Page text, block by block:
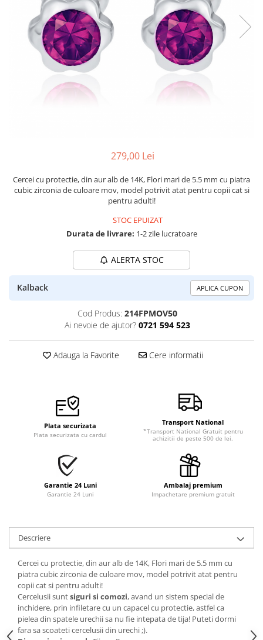
279,00 Lei
Cercei cu protectie, din aur alb de 14K, Flori mari de 5.5 mm cu piatra
cubic zirconia de culoare mov, model potrivit atat pentru copii cat si
pentru adulti!
STOC EPUIZAT
Durata de livrare: 1-2 zile lucratoare
ALERTA STOC
Kalback APLICA CUPON
Cod Produs: 214FPMOV50
Ai nevoie de ajutor? 0721 594 523
Adauga la Favorite Cere informatii
Plata securizata
Plata securizata cu cardul
Transport National
*Transport National Gratuit pentru
achizitii de peste 500 de lei.
Garantie 24 Luni
Garantie 24 Luni
Ambalaj premium
Impachetare premium gratuit
Descriere
Cercei cu protectie, din aur alb de 14K, Flori mari de 5.5 mm cu
piatra cubic zirconia de culoare mov, model potrivit atat pentru
copii cat si pentru adulti!
Cercelusii suntsiguri si comozi, avand un sistem special de
inchidere, prin infiletare cu un capacel cu protectie, astfel ca
pielea din spatele urechii sa nu fie intepata de tija! Puteti dormi
fara sa scoateti cercelusii din urechi ;).